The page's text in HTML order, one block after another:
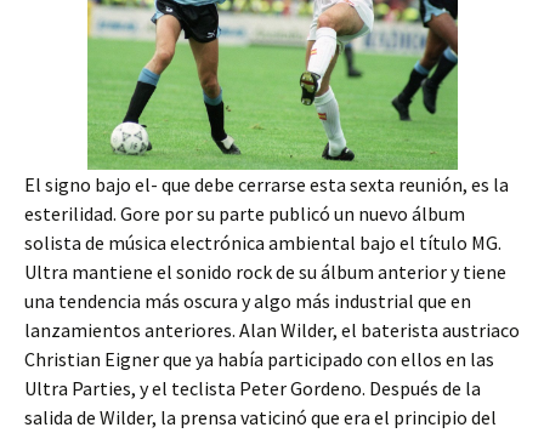
El signo bajo el- que debe cerrarse esta sexta reunión, es la
esterilidad. Gore por su parte publicó un nuevo álbum
solista de música electrónica ambiental bajo el título MG.
Ultra mantiene el sonido rock de su álbum anterior y tiene
una tendencia más oscura y algo más industrial que en
lanzamientos anteriores. Alan Wilder, el baterista austriaco
Christian Eigner que ya había participado con ellos en las
Ultra Parties, y el teclista Peter Gordeno. Después de la
salida de Wilder, la prensa vaticinó que era el principio del